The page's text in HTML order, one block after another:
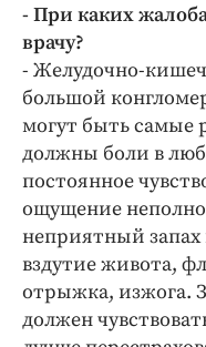
- При каких
врачу?
- Желудочно-
большой
могут быть самые
должны боли в
постоянное
ощущение
неприятный запах
вздутие живота,
отрыжка, изжога.
должен